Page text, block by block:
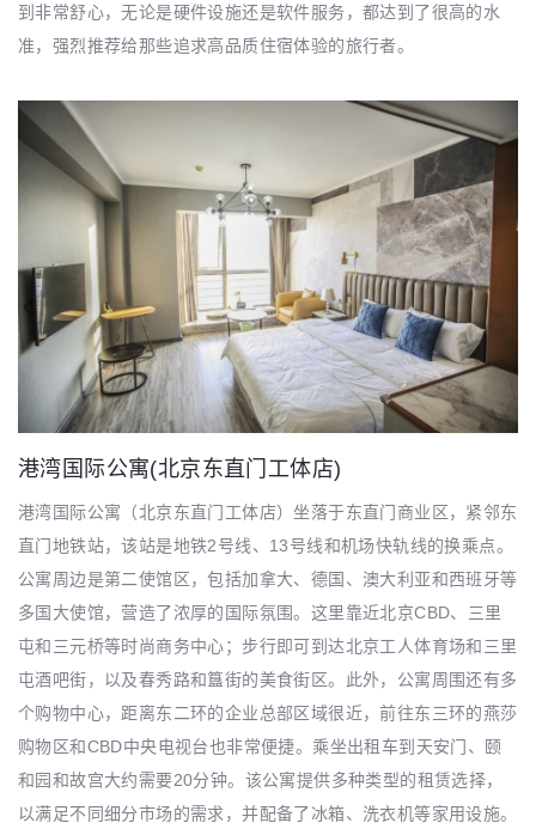
到非常舒心，无论是硬件设施还是软件服务，都达到了很高的水
准，强烈推荐给那些追求高品质住宿体验的旅行者。
港湾国际公寓(北京东直门工体店)
港湾国际公寓（北京东直门工体店）坐落于东直门商业区，紧邻东
直门地铁站，该站是地铁2号线、13号线和机场快轨线的换乘点。
公寓周边是第二使馆区，包括加拿大、德国、澳大利亚和西班牙等
多国大使馆，营造了浓厚的国际氛围。这里靠近北京CBD、三里
屯和三元桥等时尚商务中心；步行即可到达北京工人体育场和三里
屯酒吧街，以及春秀路和簋街的美食街区。此外，公寓周围还有多
个购物中心，距离东二环的企业总部区域很近，前往东三环的燕莎
购物区和CBD中央电视台也非常便捷。乘坐出租车到天安门、颐
和园和故宫大约需要20分钟。该公寓提供多种类型的租赁选择，
以满足不同细分市场的需求，并配备了冰箱、洗衣机等家用设施。